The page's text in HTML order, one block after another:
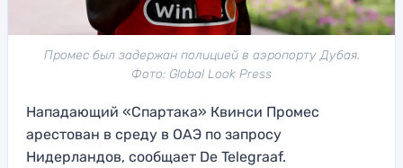
Промес был задержан полицией в аэропорту Дубая.
Фото: Global Look Press
Нападающий «Спартака» Квинси Промес
арестован в среду в ОАЭ по запросу
Нидерландов, сообщает De Telegraaf.